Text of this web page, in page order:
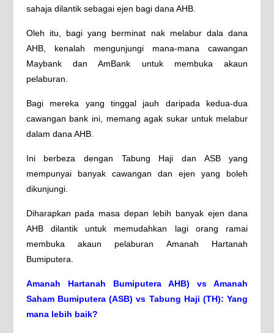
sahaja dilantik sebagai ejen bagi dana AHB.
Oleh itu, bagi yang berminat nak melabur dala dana
AHB, kenalah mengunjungi mana-mana cawangan
Maybank dan AmBank untuk membuka akaun
pelaburan.
Bagi mereka yang tinggal jauh daripada kedua-dua
cawangan bank ini, memang agak sukar untuk melabur
dalam dana AHB.
Ini berbeza dengan Tabung Haji dan ASB yang
mempunyai banyak cawangan dan ejen yang boleh
dikunjungi.
Diharapkan pada masa depan lebih banyak ejen dana
AHB dilantik untuk memudahkan lagi orang ramai
membuka akaun pelaburan Amanah Hartanah
Bumiputera.
Amanah Hartanah Bumiputera AHB) vs Amanah
Saham Bumiputera (ASB) vs Tabung Haji (TH): Yang
mana lebih baik?